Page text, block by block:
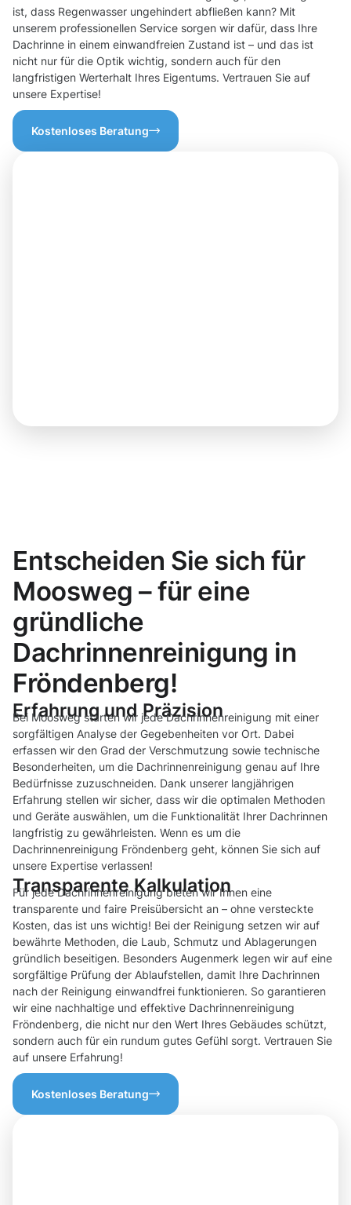
ist, dass Regenwasser ungehindert abfließen kann? Mit
unserem professionellen Service sorgen wir dafür, dass Ihre
Dachrinne in einem einwandfreien Zustand ist – und das ist
nicht nur für die Optik wichtig, sondern auch für den
langfristigen Werterhalt Ihres Eigentums. Vertrauen Sie auf
unsere Expertise!
Kostenloses Beratung
Entscheiden Sie sich für
Moosweg – für eine
gründliche
Dachrinnenreinigung in
Fröndenberg!
Erfahrung und Präzision
Bei Moosweg starten wir jede Dachrinnenreinigung mit einer
sorgfältigen Analyse der Gegebenheiten vor Ort. Dabei
erfassen wir den Grad der Verschmutzung sowie technische
Besonderheiten, um die Dachrinnenreinigung genau auf Ihre
Bedürfnisse zuzuschneiden. Dank unserer langjährigen
Erfahrung stellen wir sicher, dass wir die optimalen Methoden
und Geräte auswählen, um die Funktionalität Ihrer Dachrinnen
langfristig zu gewährleisten. Wenn es um die
Dachrinnenreinigung Fröndenberg geht, können Sie sich auf
unsere Expertise verlassen!
Transparente Kalkulation
Für jede Dachrinnenreinigung bieten wir Ihnen eine
transparente und faire Preisübersicht an – ohne versteckte
Kosten, das ist uns wichtig! Bei der Reinigung setzen wir auf
bewährte Methoden, die Laub, Schmutz und Ablagerungen
gründlich beseitigen. Besonders Augenmerk legen wir auf eine
sorgfältige Prüfung der Ablaufstellen, damit Ihre Dachrinnen
nach der Reinigung einwandfrei funktionieren. So garantieren
wir eine nachhaltige und effektive Dachrinnenreinigung
Fröndenberg, die nicht nur den Wert Ihres Gebäudes schützt,
sondern auch für ein rundum gutes Gefühl sorgt. Vertrauen Sie
auf unsere Erfahrung!
Kostenloses Beratung